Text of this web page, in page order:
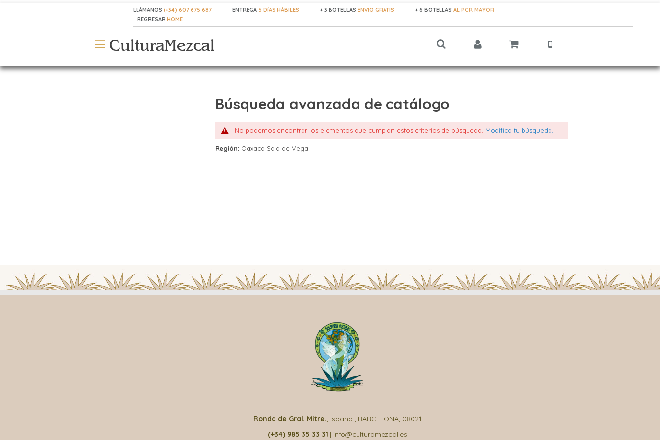
LLÁMANOS(+34) 607 675 687 ENTREGA 5 DÍAS HÁBILES + 3 BOTELLASENVIO GRATIS + 6 BOTELLASAL POR MAYOR
REGRESARHOME
CulturaMezcal
Búsqueda avanzada de catálogo
No podemos encontrar los elementos que cumplan estos criterios de búsqueda. Modifica tu búsqueda.
Región:Oaxaca Sala de Vega
Ronda de Gral. Mitre.,España , BARCELONA, 08021
(+34) 985 35 33 31 | info@culturamezcal.es